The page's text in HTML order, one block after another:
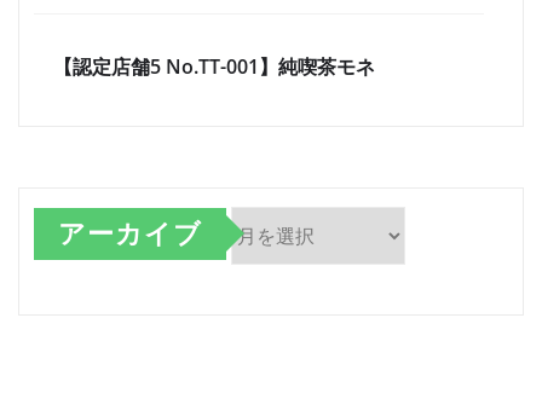
【認定店舗5 No.TT-001】純喫茶モネ
アーカイブ